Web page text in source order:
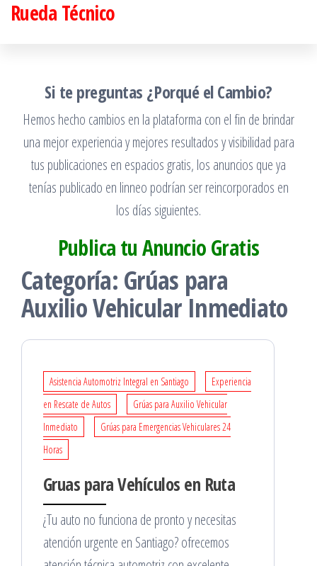
SaltarRueda Técnico
Si te preguntas ¿Porqué el Cambio?
Hemos hecho cambios en la plataforma con el fin de brindar
una mejor experiencia y mejores resultados y visibilidad para
tus publicaciones en espacios gratis, los anuncios que ya
tenías publicado en linneo podrían ser reincorporados en
los días siguientes.
Publica tu Anuncio Gratis
Categoría: Grúas para
Auxilio Vehicular Inmediato
Asistencia Automotriz Integral en Santiago
Experiencia
en Rescate de Autos
Grúas para Auxilio Vehicular
Inmediato
Grúas para Emergencias Vehiculares 24
Horas
Gruas para Vehículos en Ruta
¿Tu auto no funciona de pronto y necesitas
atención urgente en Santiago? ofrecemos